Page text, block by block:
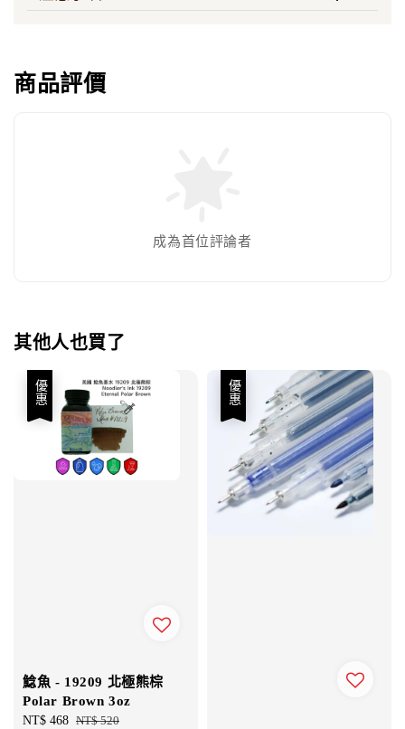
商品評價
成為首位評論者
其他人也買了
優惠
鯰魚 - 19209 北極熊棕
Polar Brown 3oz
Sale
NT$ 468 Regular
NT$ 520
優惠